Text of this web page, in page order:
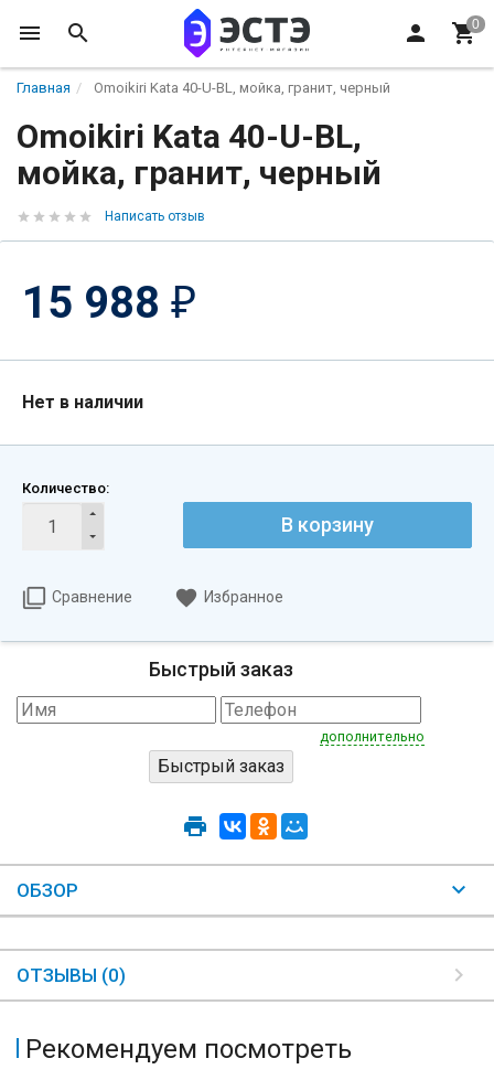
Главная Omoikiri Kata 40-U-BL, мойка, гранит, черный
Omoikiri Kata 40-U-BL,
мойка, гранит, черный
Написать отзыв
15 988 ₽
Нет в наличии
Количество:
В корзину
Сравнение Избранное
Быстрый заказ
дополнительно
ОБЗОР
ОТЗЫВЫ (0)
Рекомендуем посмотреть